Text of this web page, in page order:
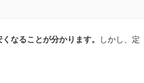
なることが分かります。
しかし、定